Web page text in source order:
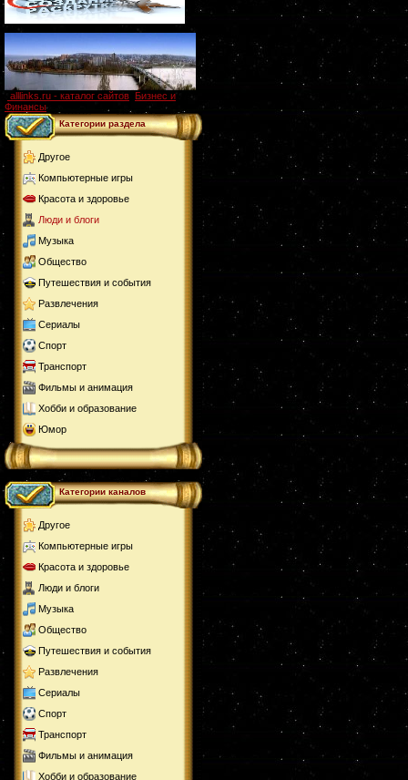
alllinks.ru - каталог сайтов Бизнес и
Финансы
Категории раздела
Другое
Компьютерные игры
Красота и здоровье
Люди и блоги
Музыка
Общество
Путешествия и события
Развлечения
Сериалы
Спорт
Транспорт
Фильмы и анимация
Хобби и образование
Юмор
Категории каналов
Другое
Компьютерные игры
Красота и здоровье
Люди и блоги
Музыка
Общество
Путешествия и события
Развлечения
Сериалы
Спорт
Транспорт
Фильмы и анимация
Хобби и образование